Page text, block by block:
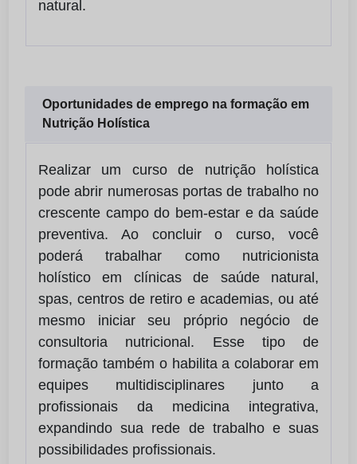
natural.
Oportunidades de emprego na formação em
Nutrição Holística
Realizar um curso de nutrição holística
pode abrir numerosas portas de trabalho no
crescente campo do bem-estar e da saúde
preventiva. Ao concluir o curso, você
poderá trabalhar como nutricionista
holístico em clínicas de saúde natural,
spas, centros de retiro e academias, ou até
mesmo iniciar seu próprio negócio de
consultoria nutricional. Esse tipo de
formação também o habilita a colaborar em
equipes multidisciplinares junto a
profissionais da medicina integrativa,
expandindo sua rede de trabalho e suas
possibilidades profissionais.